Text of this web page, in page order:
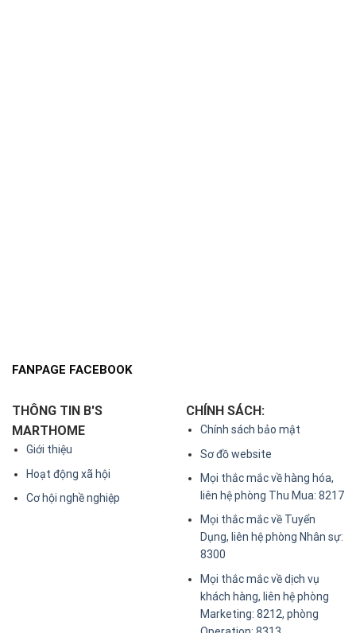
FANPAGE FACEBOOK
THÔNG TIN B'S
MARTHOME
Giới thiệu
Hoạt động xã hội
Cơ hội nghề nghiệp
CHÍNH SÁCH:
Chính sách bảo mật
Sơ đồ website
Mọi thắc mắc về hàng hóa,
liên hệ phòng Thu Mua: 8217
Mọi thắc mắc về Tuyển
Dụng, liên hệ phòng Nhân sự:
8300
Mọi thắc mắc về dịch vụ
khách hàng, liên hệ phòng
Marketing: 8212, phòng